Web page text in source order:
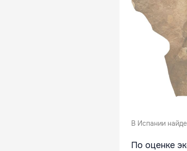
В Испании
По оценке